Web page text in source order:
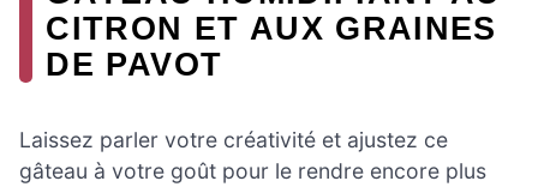
CITRON ET AUX GRAINES
DE PAVOT
Laissez parler votre créativité et ajustez ce
gâteau à votre goût pour le rendre encore plus